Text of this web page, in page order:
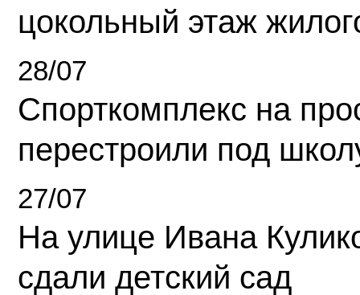
цокольный этаж
28/07
Спорткомплекс на
перестроили под
27/07
На улице Ивана
сдали детский сад